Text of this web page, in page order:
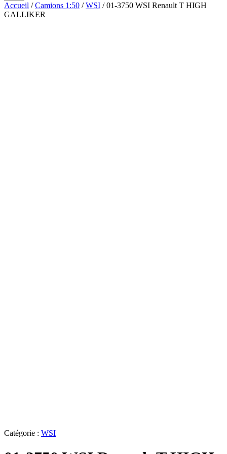
Accueil /Camions 1:50 /WSI / 01-3750 WSI Renault T HIGH
GALLIKER
Catégorie : WSI